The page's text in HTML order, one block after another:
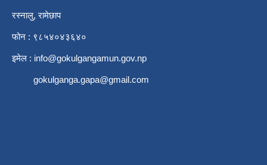
रस्नालु, रामेछाप
फोन : ९८५४०४३६४०
इमेल : info@gokulgangamun.gov.np
gokulganga.gapa@gmail.com